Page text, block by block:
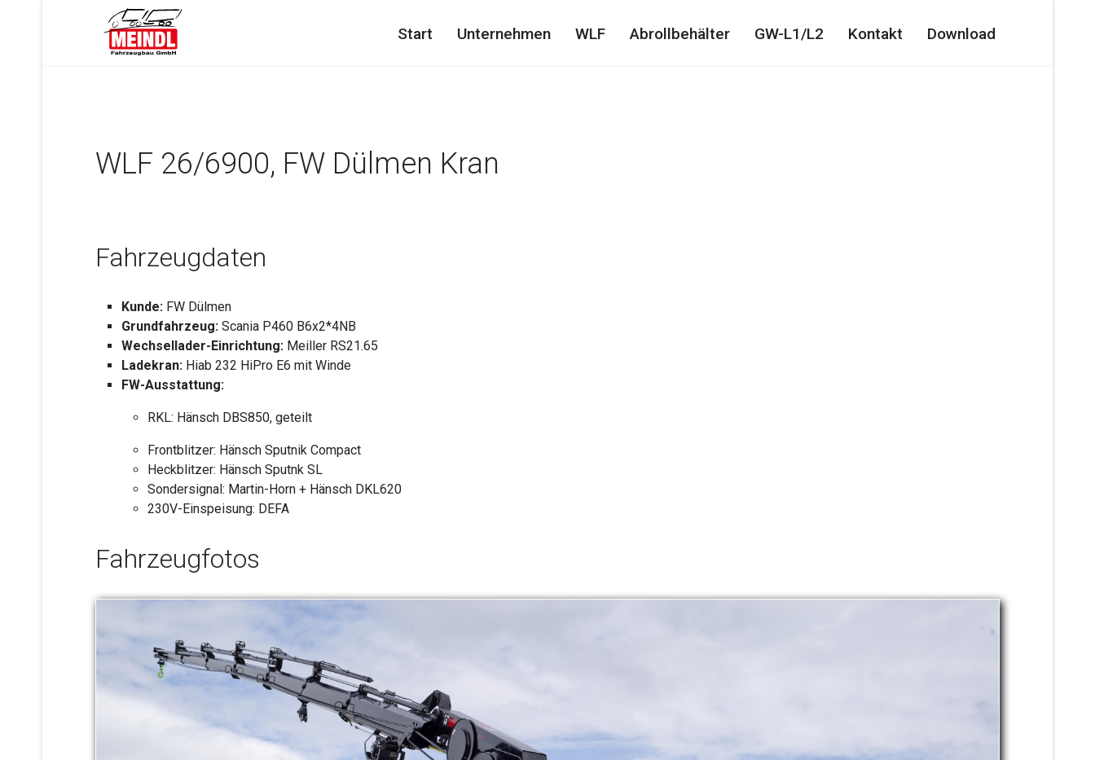
Start Unternehmen WLF Abrollbehälter GW-L1/L2 Kontakt Download
WLF 26/6900, FW Dülmen Kran
Fahrzeugdaten
Kunde: FW Dülmen
Grundfahrzeug: Scania P460 B6x2*4NB
Wechsellader-Einrichtung: Meiller RS21.65
Ladekran: Hiab 232 HiPro E6 mit Winde
FW-Ausstattung:
RKL: Hänsch DBS850, geteilt
Frontblitzer: Hänsch Sputnik Compact
Heckblitzer: Hänsch Sputnk SL
Sondersignal: Martin-Horn + Hänsch DKL620
230V-Einspeisung: DEFA
Fahrzeugfotos